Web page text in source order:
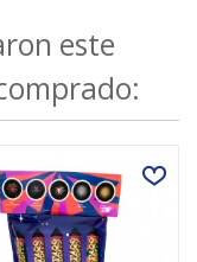
este